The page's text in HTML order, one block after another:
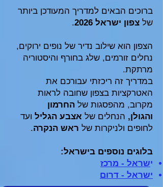
ברוכים הבאים למדריך המעודכן ביותר
של צפון ישראל 2026 .
הצפון הוא שילוב נדיר של נופים ירוקים,
נחלים זורמים, שלג בחורף והיסטוריה
מרתקת.
במדריך זה ריכזתי עבורכם את
האטרקציות בצפון שחובה לראות
מקרוב, מהפסגות של החרמון
והגולן, הנחלים של אצבע הגליל ועד
לחופים ולניקרות של ראש הנקרה.
בלוגים נוספים בישראל:
ישראל - מרכז
ישראל - דרום